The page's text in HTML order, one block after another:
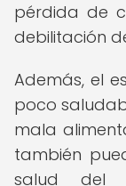
pérdida de
debilitación
Además, el
poco
mala
también
salud del